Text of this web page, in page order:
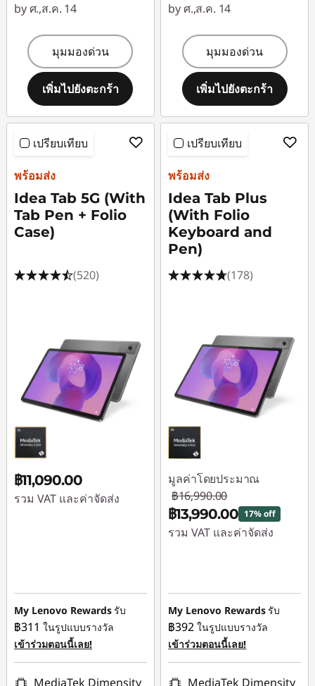
by ศ.,ส.ค. 14
มุมมองด่วน
เพิ่มไปยังตะกร้า
by ศ.,ส.ค. 14
มุมมองด่วน
เพิ่มไปยังตะกร้า
เปรียบเทียบ
พร้อมส่ง
Idea Tab 5G (With
Tab Pen + Folio
Case)
(520)
฿11,090.00
รวม VAT และค่าจัดส่ง
My Lenovo Rewardsรับ
฿311 ในรูปแบบรางวัล
เข้าร่วมตอนนี้เลย!
MediaTek Dimensity
เปรียบเทียบ
พร้อมส่ง
Idea Tab Plus
(With Folio
Keyboard and
Pen)
(178)
มูลค่าโดยประมาณ
฿16,990.00
฿13,990.00 17% off
รวม VAT และค่าจัดส่ง
My Lenovo Rewardsรับ
฿392 ในรูปแบบรางวัล
เข้าร่วมตอนนี้เลย!
MediaTek Dimensity